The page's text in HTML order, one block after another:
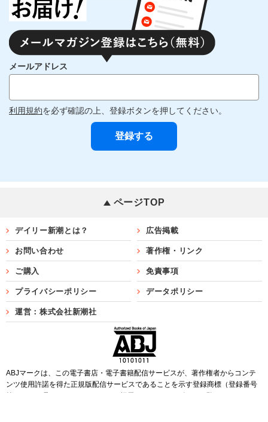
メールアドレス
利用規約を必ず確認の上、登録ボタンを押してください。
ページTOP
デイリー新潮とは？ 広告掲載
お問い合わせ 著作権・リンク
ご購入 免責事項
プライバシーポリシー データポリシー
運営：株式会社新潮社
ABJマークは、この電子書店・電子書籍配信サービスが、著作権者からコンテ
ンツ使用許諾を得た正規版配信サービスであることを示す登録商標（登録番号
第6091713号）です。ABJマークを掲示しているサービスの一覧は